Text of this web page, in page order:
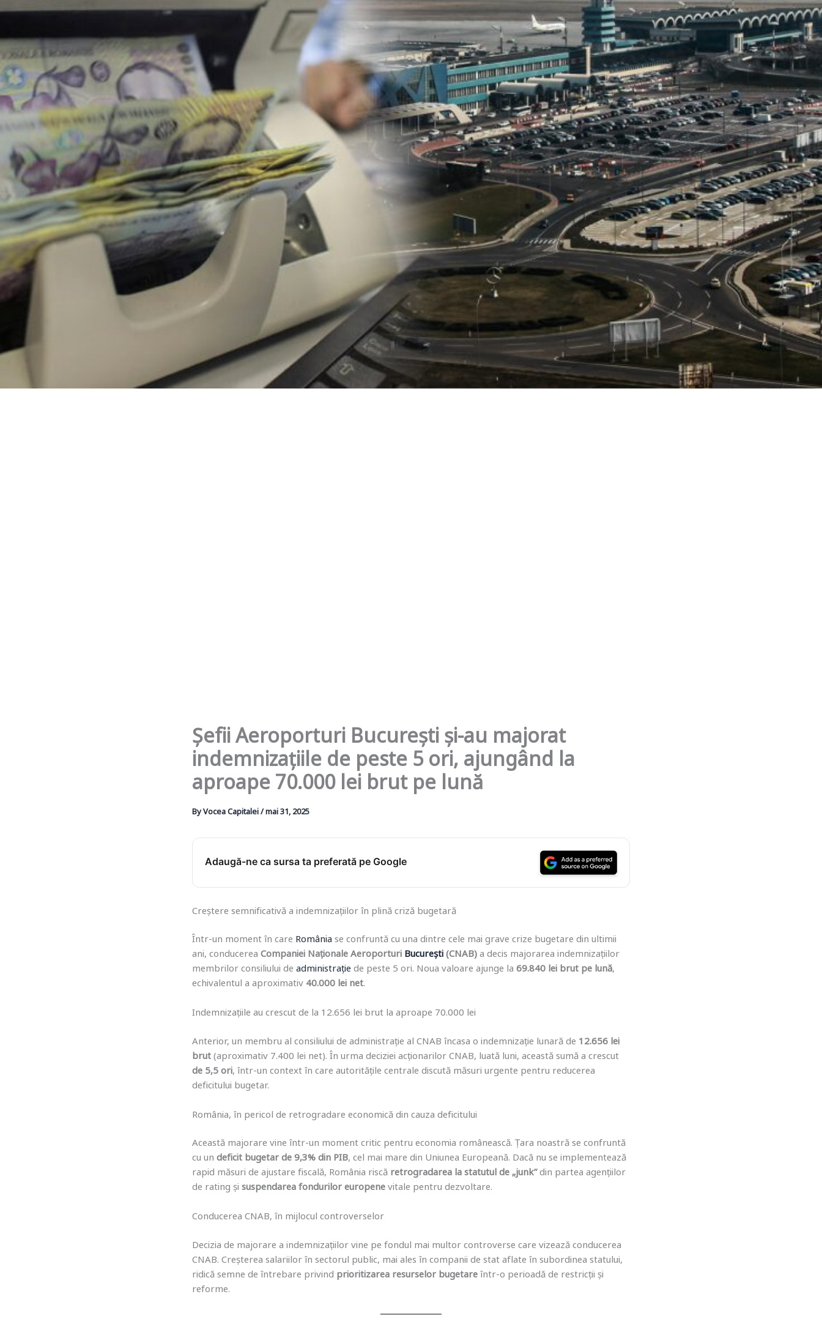
Șefii Aeroporturi București și-au majorat
indemnizațiile de peste 5 ori, ajungând la
aproape 70.000 lei brut pe lună
ByVocea Capitalei/mai 31, 2025
Adaugă-ne ca sursa ta preferată pe Google
Creștere semnificativă a indemnizațiilor în plină criză bugetară
Într-un moment în care România se confruntă cu una dintre cele mai grave crize bugetare din ultimii
ani, conducerea Companiei Naționale Aeroporturi București (CNAB) a decis majorarea indemnizațiilor
membrilor consiliului de administrație de peste 5 ori. Noua valoare ajunge la 69.840 lei brut pe lună,
echivalentul a aproximativ 40.000 lei net.
Indemnizațiile au crescut de la 12.656 lei brut la aproape 70.000 lei
Anterior, un membru al consiliului de administrație al CNAB încasa o indemnizație lunară de 12.656 lei
brut (aproximativ 7.400 lei net). În urma deciziei acționarilor CNAB, luată luni, această sumă a crescut
de 5,5 ori, într-un context în care autoritățile centrale discută măsuri urgente pentru reducerea
deficitului bugetar.
România, în pericol de retrogradare economică din cauza deficitului
Această majorare vine într-un moment critic pentru economia românească. Țara noastră se confruntă
cu un deficit bugetar de 9,3% din PIB, cel mai mare din Uniunea Europeană. Dacă nu se implementează
rapid măsuri de ajustare fiscală, România riscă retrogradarea la statutul de „junk” din partea agențiilor
de rating și suspendarea fondurilor europene vitale pentru dezvoltare.
Conducerea CNAB, în mijlocul controverselor
Decizia de majorare a indemnizațiilor vine pe fondul mai multor controverse care vizează conducerea
CNAB. Creșterea salariilor în sectorul public, mai ales în companii de stat aflate în subordinea statului,
ridică semne de întrebare privind prioritizarea resurselor bugetare într-o perioadă de restricții și
reforme.